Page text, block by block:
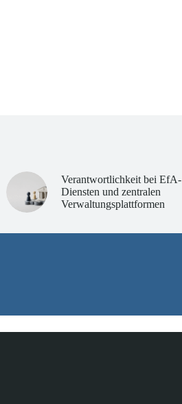
Verantwortlichkeit bei EfA-
Diensten und zentralen
Verwaltungsplattformen